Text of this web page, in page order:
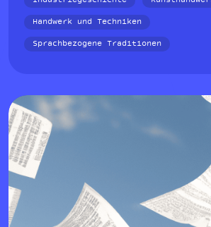
Handwerk und Techniken
Sprachbezogene Traditionen